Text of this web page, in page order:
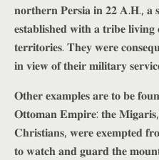
𝐧𝐨𝐫𝐭𝐡𝐞𝐫𝐧 𝐏𝐞𝐫𝐬𝐢𝐚 𝐢𝐧 𝟐𝟐 𝐀.𝐇., 𝐚
𝐞𝐬𝐭𝐚𝐛𝐥𝐢𝐬𝐡𝐞𝐝 𝐰𝐢𝐭𝐡 𝐚 𝐭𝐫𝐢𝐛𝐞
𝐭𝐞𝐫𝐫𝐢𝐭𝐨𝐫𝐢𝐞𝐬. 𝐓𝐡𝐞𝐲 𝐰𝐞𝐫𝐞
𝐢𝐧 𝐯𝐢𝐞𝐰 𝐨𝐟 𝐭𝐡𝐞𝐢𝐫 𝐦𝐢𝐥𝐢𝐭𝐚𝐫𝐲
𝐎𝐭𝐡𝐞𝐫 𝐞𝐱𝐚𝐦𝐩𝐥𝐞𝐬 𝐚𝐫𝐞 𝐭𝐨 𝐛𝐞
𝐎𝐭𝐭𝐨𝐦𝐚𝐧 𝐄𝐦𝐩𝐢𝐫𝐞: 𝐭𝐡𝐞
𝐂𝐡𝐫𝐢𝐬𝐭𝐢𝐚𝐧𝐬, 𝐰𝐞𝐫𝐞 𝐞𝐱𝐞𝐦𝐩𝐭𝐞𝐝
𝐭𝐨 𝐰𝐚𝐭𝐜𝐡 𝐚𝐧𝐝 𝐠𝐮𝐚𝐫𝐝 𝐭𝐡𝐞